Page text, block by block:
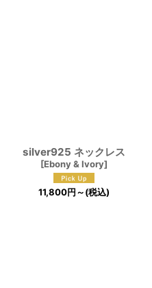
silver925 ネックレス
[Ebony & Ivory]
11,800円～(税込)